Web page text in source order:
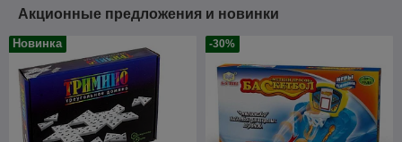
Акционные предложения и новинки
Новинка -30%